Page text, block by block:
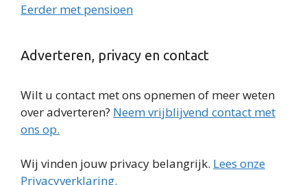
Eerder met pensioen
Adverteren, privacy en contact
Wilt u contact met ons opnemen of meer weten
over adverteren? Neem vrijblijvend contact met
ons op.
Wij vinden jouw privacy belangrijk. Lees onze
Privacyverklaring.